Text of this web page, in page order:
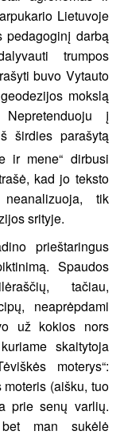
Lietuvoje
pedagoginį darbą
trumpos
buvo Vytauto
mokslą
Nepretenduoju į
širdies parašytą
ir mene“ dirbusi
kad jo teksto
tik
srityje.
prieštaringus
Spaudos
tačiau,
neaprėpdami
už kokios nors
skaitytoja
moterys“:
(aišku, tuo
prie senų varlių.
man sukėlė